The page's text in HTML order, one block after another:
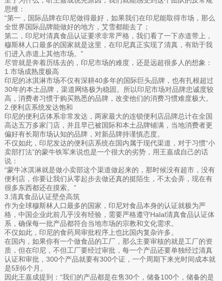
思维：
“第一，国际品牌在印尼做得最好，如果我们在印尼能取得市场，那么
全世界国际品牌能做好的地方，艾雪都能去了；
第二，印尼对清真食品认证要求非常严格，我们看了一下赤道带上，
穆斯林人口最多的国家就是这里，在印尼真正实现了清真，有助于我
们进入赤道上其他市场。”
尽管就是奔着历练去的，印尼市场的难度，还是远超很多人的想象：
1.市场成熟度极高
印尼的冰淇淋市场不仅有深耕40多年的国际巨头品牌，也有扎根超过
30年的本土品牌，渠道网络极为稳固。所以印尼市场对品牌忠诚度较
高，消费者习惯于购买熟悉的品牌，改变他们的消费习惯难度极大。
2.便利店系统发达饱和
印尼的便利店体系非常发达，两家最大的连锁便利店品牌总计在全国
高达五万多家门店，并且早已被国际和本土品牌铺满，当地消费者更
偏好有长期市场认知的品牌，对新品牌持谨慎态度。
不仅如此，印尼发达的便利店系统在国内属于现代渠道，对于习惯“小
卖部打法”的蒙牛铁军来说也是一个很大的劣势，用王嘉成自己的话
说：
“蒙牛冰淇淋就是做小卖部这个渠道做起来的，那时候没有超市，没有
便利店，你要让我们从零起步去做还真的挺陌生，不太会弄，现在有
很多东西都还在摸索。”
3.清真食品认证壁垒高筑
作为全球穆斯林人口最多的国家，印尼对食品本身的认证就极为严
格，中国企业此前几乎没有经验，需要严格遵守Halal清真食品认证体
系，确保每一批产品都符合当地市场的宗教和文化需求。
不仅如此，印尼的食药局审批程序上也比国内复杂许多。
在国内，如果你有一个做食品的工厂，那么主要审核的就是工厂的资
质，但在印尼，不但工厂要经过审批，每一个产品还要单独经过清真
认证和审批，300个产品就要有300个证，一个周期下来光时间成本就
是5到6个月。
因此王嘉成提到：“我们的产品都是在售30个，储备100个，储备的是